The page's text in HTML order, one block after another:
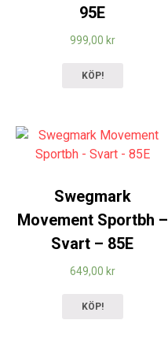
95E
999,00 kr
KÖP!
Swegmark
Movement Sportbh –
Svart – 85E
649,00 kr
KÖP!